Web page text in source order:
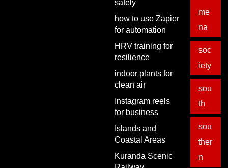
safely
how to use Zapier
for automation
HRV training for
resilience
indoor plants for
clean air
Instagram reels
for business
Islands and
Coastal Areas
Kuranda Scenic
me
na
soc
iety
sou
th
sou
ther
n